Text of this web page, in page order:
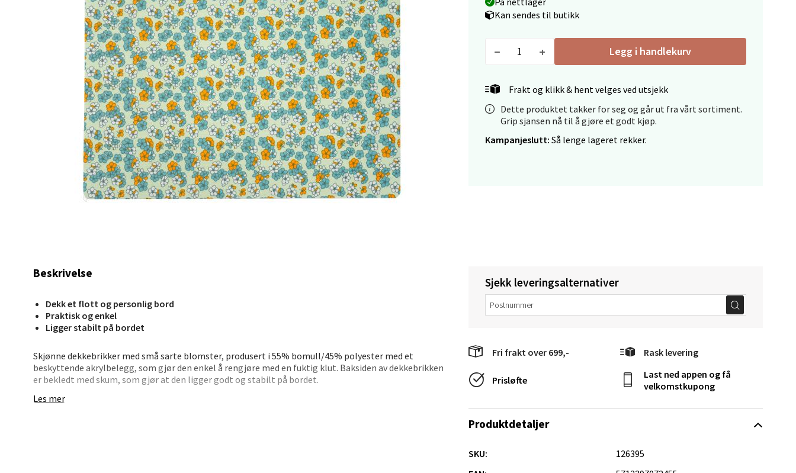
Kan sendes til butikk
Legg i handlekurv
Frakt og klikk & hent velges ved utsjekk
Dette produktet takker for seg og går ut fra vårt sortiment.
Grip sjansen nå til å gjøre et godt kjøp.
Kampanjeslutt: Så lenge lageret rekker.
Beskrivelse
Dekk et flott og personlig bord
Praktisk og enkel
Ligger stabilt på bordet
Skjønne dekkebrikker med små sarte blomster, produsert i 55% bomull/45% polyester med et
beskyttende akrylbelegg, som gjør den enkel å rengjøre med en fuktig klut. Baksiden av dekkebrikken
er bekledt med skum, som gjør at den ligger godt og stabilt på bordet.
Les mer
Sjekk leveringsalternativer
Fri frakt over 699,- Rask levering
Prisløfte
Last ned appen og få
velkomstkupong
Produktdetaljer
SKU:
126395
0 i butikk
Kristiansand - Markens
Lillemarkens markensgate 25B, 4611 Kristiansand
Åpent i dag 09-18
0 i butikk
Velg
Oslo - Linderud
Erich Mogensøns vei 38, 0594 Oslo
Åpent i dag 10-21
Stavanger og Sandnes - Thon Senter